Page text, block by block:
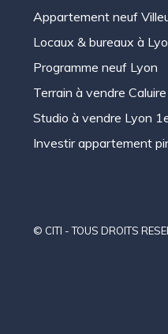
Appartement neuf
Locaux & bureaux à
Programme neuf Lyon
Terrain à vendre
Studio à vendre Lyon
Investir appartement
© CITI - TOUS DROITS